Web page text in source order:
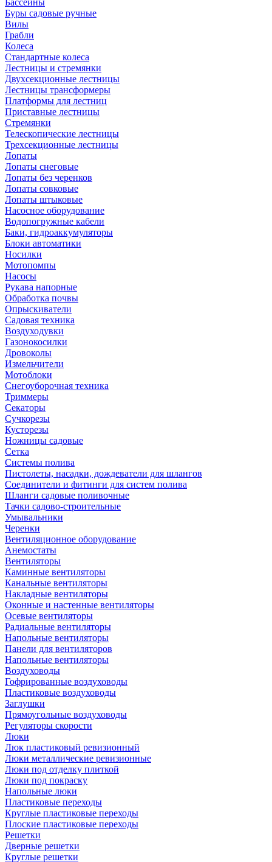
Бассейны
Буры садовые ручные
Вилы
Грабли
Колеса
Стандартные колеса
Лестницы и стремянки
Двухсекционные лестницы
Лестницы трансформеры
Платформы для лестниц
Приставные лестницы
Стремянки
Телескопические лестницы
Трехсекционные лестницы
Лопаты
Лопаты снеговые
Лопаты без черенков
Лопаты совковые
Лопаты штыковые
Насосное оборудование
Водопогружные кабели
Баки, гидроаккумуляторы
Блоки автоматики
Носилки
Мотопомпы
Насосы
Рукава напорные
Обработка почвы
Опрыскиватели
Садовая техника
Воздуходувки
Газонокосилки
Дровоколы
Измельчители
Мотоблоки
Снегоуборочная техника
Триммеры
Секаторы
Сучкорезы
Кусторезы
Ножницы садовые
Сетка
Системы полива
Пистолеты, насадки, дождеватели для шлангов
Соединители и фитинги для систем полива
Шланги садовые поливочные
Тачки садово-строительные
Умывальники
Черенки
Вентиляционное оборудование
Анемостаты
Вентиляторы
Каминные вентиляторы
Канальные вентиляторы
Накладные вентиляторы
Оконные и настенные вентиляторы
Осевые вентиляторы
Радиальные вентиляторы
Напольные вентиляторы
Панели для вентиляторов
Напольные вентиляторы
Воздуховоды
Гофрированные воздуховоды
Пластиковые воздуховоды
Заглушки
Прямоугольные воздуховоды
Регуляторы скорости
Люки
Люк пластиковый ревизионный
Люки металлические ревизионные
Люки под отделку плиткой
Люки под покраску
Напольные люки
Пластиковые переходы
Круглые пластиковые переходы
Плоские пластиковые переходы
Решетки
Дверные решетки
Круглые решетки